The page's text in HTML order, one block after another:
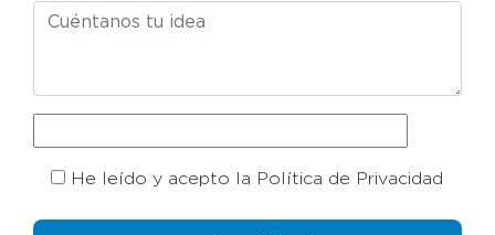
He leído y acepto la Política de Privacidad